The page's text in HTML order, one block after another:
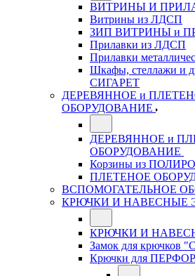
ВИТРИНЫ И
Витрины из ЛДСП
ЗИП ВИТРИНЫ и
Прилавки из ЛДСП
Прилавки
Шкафы, стеллажи и
СИГАРЕТ
ДЕРЕВЯННОЕ и
ОБОРУДОВАНИЕ
ДЕРЕВЯННОЕ и
ОБОРУДОВАНИЕ
Корзины из
ПЛЕТЕНОЕ
ВСПОМОГАТЕЛЬНОЕ
КРЮЧКИ И НАВЕСНЫЕ
КРЮЧКИ И
Замок для
Крючки для